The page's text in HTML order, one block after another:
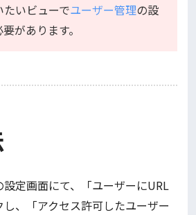
いビューでユーザー管理の設
があります。
設定画面にて、「ユーザーにURL
、「アクセス許可したユーザー